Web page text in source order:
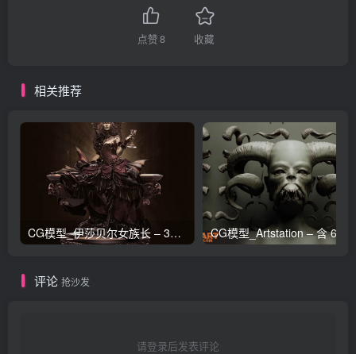
点赞8 收藏
相关推荐
CG模型_伊莎贝尔女族长 – 3D 模型_CGART_模型下载
评论 抢沙发
请登录后发表评论